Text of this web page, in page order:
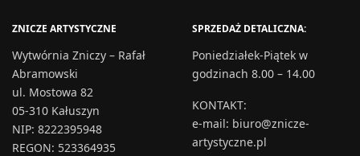
ZNICZE ARTYSTYCZNE
Wytwórnia Zniczy – Rafał
Abramowski
ul. Mostowa 82
05-310 Kałuszyn
NIP: 8222395948
REGON: 523364935
SPRZEDAŻ DETALICZNA:
Poniedziałek-Piątek w
godzinach 8.00 – 14.00
KONTAKT:
e-mail: biuro@znicze-
artystyczne.pl